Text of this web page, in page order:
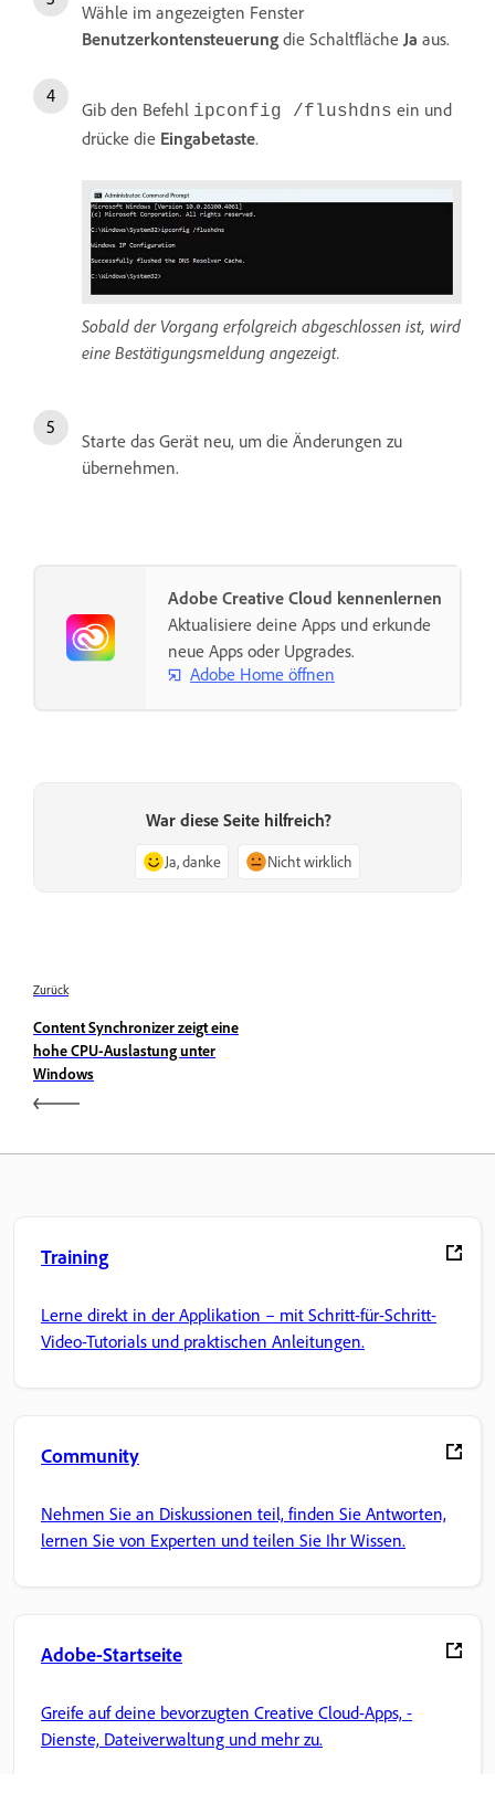
Wähle im angezeigten Fenster
Benutzerkontensteuerung die SchaltflächeJa aus.
Gib den Befehl ipconfig /flushdns ein und
drücke die Eingabetaste.
Sobald der Vorgang erfolgreich abgeschlossen ist, wird
eine Bestätigungsmeldung angezeigt.
Starte das Gerät neu, um die Änderungen zu
übernehmen.
Adobe Creative Cloud kennenlernen
Aktualisiere deine Apps und erkunde
neue Apps oder Upgrades.
Adobe Home öffnen
War diese Seite hilfreich?
Ja, danke Nicht wirklich
Zurück
Content Synchronizer zeigt eine
hohe CPU-Auslastung unter
Windows
Training
Lerne direkt in der Applikation – mit Schritt-für-Schritt-
Video-Tutorials und praktischen Anleitungen.
Community
Nehmen Sie an Diskussionen teil, finden Sie Antworten,
lernen Sie von Experten und teilen Sie Ihr Wissen.
Adobe-Startseite
Greife auf deine bevorzugten Creative Cloud-Apps, -
Dienste, Dateiverwaltung und mehr zu.